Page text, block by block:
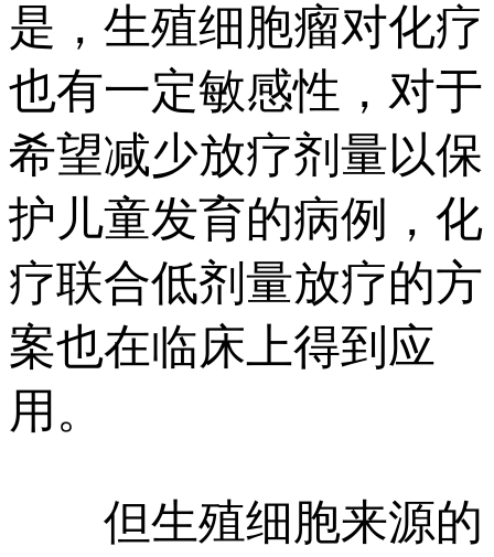
是，生殖细胞瘤对化疗
也有一定敏感性，对于
希望减少放疗剂量以保
护儿童发育的病例，化
疗联合低剂量放疗的方
案也在临床上得到应
用。
但生殖细胞来源的